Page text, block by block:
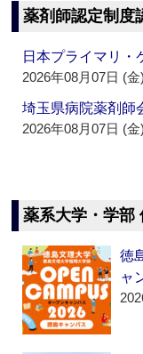
薬剤師認定制度
日本プライマリ
2026年08月07日 (金)
埼玉県病院薬剤
2026年08月07日 (金)
薬系大学・学部
徳
ャ